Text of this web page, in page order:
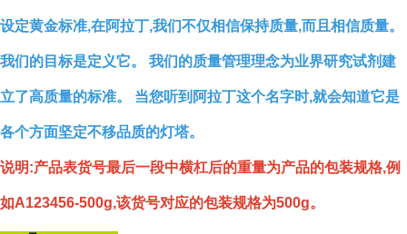
设定黄金标准,在阿拉丁,我们不仅相信保持质量,而且相信质量。
我们的目标是定义它。 我们的质量管理理念为业界研究试剂建
立了高质量的标准。 当您听到阿拉丁这个名字时,就会知道它是
各个方面坚定不移品质的灯塔。
说明:产品表货号最后一段中横杠后的重量为产品的包装规格,例
如A123456-500g,该货号对应的包装规格为500g。